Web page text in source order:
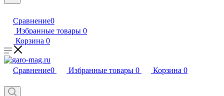
Сравнение0
Избранные товары 0
Корзина 0
Сравнение0 Избранные товары 0 Корзина 0